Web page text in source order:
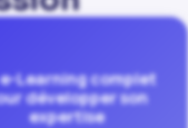
Learning complet
développer son
expertise